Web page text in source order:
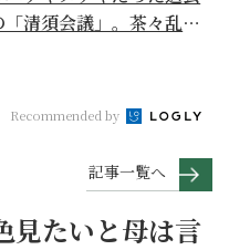
清須会議」。茶々乱
Recommended by
記事一覧へ
見たいと母は言